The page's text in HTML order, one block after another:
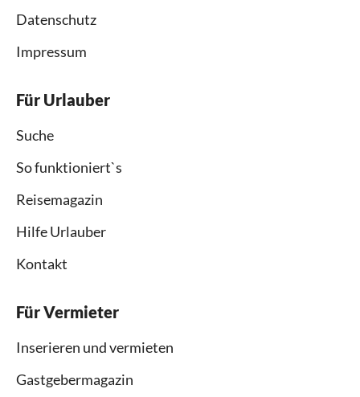
Datenschutz
Impressum
Für Urlauber
Suche
So funktioniert`s
Reisemagazin
Hilfe Urlauber
Kontakt
Für Vermieter
Inserieren und vermieten
Gastgebermagazin